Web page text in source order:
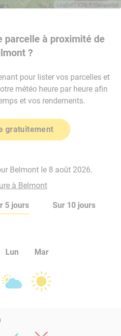
Leaflet | IGN-F/Geoportail
parcelle à proximité de
?
pour lister vos parcelles et
météo heure par heure afin
et vos rendements.
gratuitement
Belmont le 8 août 2026.
à Belmont
5 jours Sur 10 jours
Lun Mar